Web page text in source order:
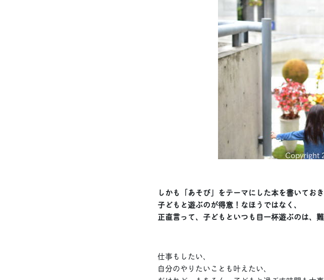
しかも「あそび」をテーマにした本を書いておき
子どもと遊ぶのが得意！なほうではなく、
正直言って、子どもといつも目一杯遊ぶのは、
仕事もしたい、
自分のやりたいことも叶えたい、